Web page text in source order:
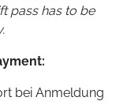
pass has to be
bei Anmeldung